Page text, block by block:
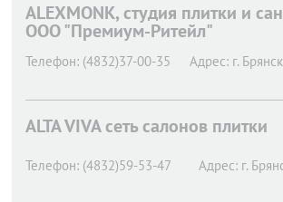
ALEXMONK, студия плитки и
ООО "Премиум-Ритейл"
Телефон: (4832)37-00-35 Адрес: г.
ALTA VIVA сеть салонов плитки
Телефон: (4832)59-53-47 Адрес: г.